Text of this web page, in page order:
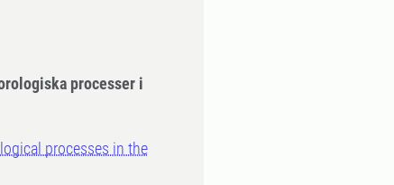
processer i
processes in the